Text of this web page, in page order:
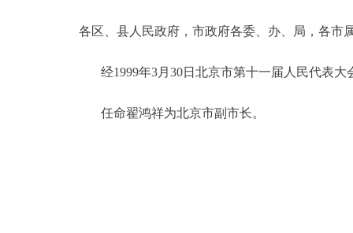
政策兑现
决策公开
政务服务
各区、县人民政府，市政府各委、办、局，各市
经1999年3月30日北京市第十一届人民代表大
任命翟鸿祥为北京市副市长。